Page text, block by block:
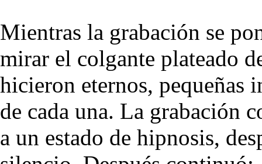
Mientras la grabación se
mirar el colgante plateado
hicieron eternos, pequeñas
de cada una. La grabación
a un estado de hipnosis,